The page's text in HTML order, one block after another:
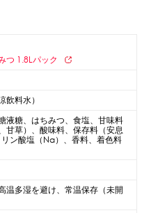
・備品
船
ポスター
ッス）」
つ 1.8Lパック
飲料水）
液糖、はちみつ、食塩、甘味料
甘草）、酸味料、保存料（安息
ン酸塩（Na）、香料、着色料
温多湿を避け、常温保存（未開